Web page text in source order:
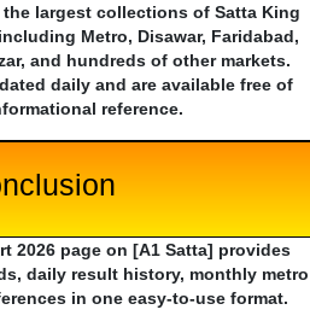
largest collections of Satta King
Metro, Disawar, Faridabad,
and hundreds of other markets.
daily and are available free of
reference.
2026 page on [A1 Satta] provides
daily result history, monthly metro
in one easy-to-use format.